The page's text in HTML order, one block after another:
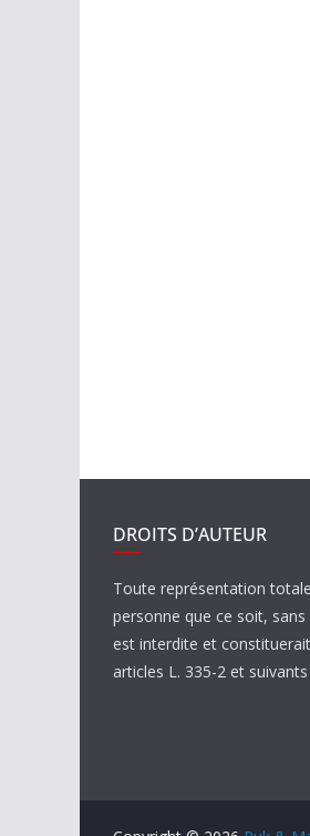
DROITS D’AUTEUR
Toute représentation
personne que ce soit,
est interdite et
articles L. 335-2 et